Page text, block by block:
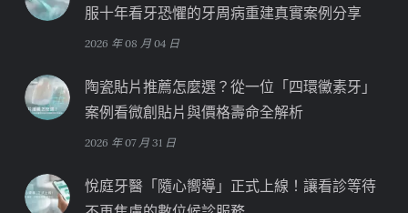
服十年看牙恐懼的牙周病重建真實案例分享
2026 年 08 月 04 日
陶瓷貼片推薦怎麼選？從一位「四環黴素牙」
案例看微創貼片與價格壽命全解析
2026 年 07 月 31 日
悅庭牙醫「隨心嚮導」正式上線！讓看診等待